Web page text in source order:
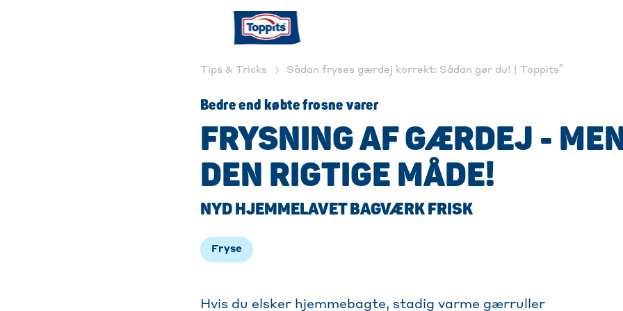
Tips & Tricks Sådan fryses gærdej korrekt: Sådan gør du! | Toppits®
Bedre end købte frosne varer
FRYSNING AF GÆRDEJ -
DEN RIGTIGE MÅDE!
NYD HJEMMELAVET BAGVÆRK FRISK
Fryse
Hvis du elsker hjemmebagte, stadig varme gærruller